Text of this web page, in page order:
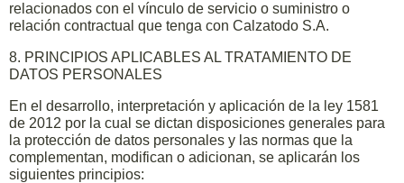
relacionados con el vínculo de servicio o suministro o
relación contractual que tenga con Calzatodo S.A.
8. PRINCIPIOS APLICABLES AL TRATAMIENTO DE
DATOS PERSONALES
En el desarrollo, interpretación y aplicación de la ley 1581
de 2012 por la cual se dictan disposiciones generales para
la protección de datos personales y las normas que la
complementan, modifican o adicionan, se aplicarán los
siguientes principios: